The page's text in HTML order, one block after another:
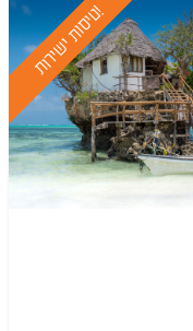
ט
י
ס
ו
ת
י
ש
י
ר
ו
ת
!